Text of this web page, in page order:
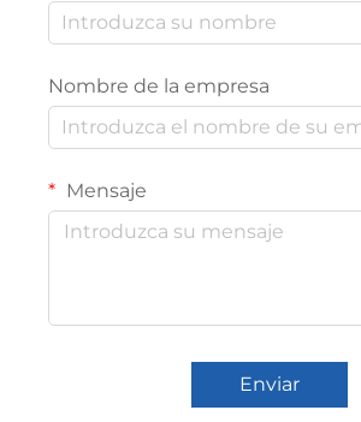
Nombre de la empresa
Mensaje
Enviar